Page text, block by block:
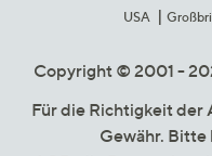
USA
Copyright © 2001 -
Für die Richtigkeit der
Gewähr. Bitte